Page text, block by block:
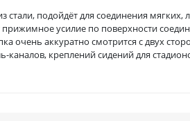
стали, подойдёт для соединения
прижимное усилие по поверхности
очень аккуратно смотрится с двух
каналов, креплений сидений для